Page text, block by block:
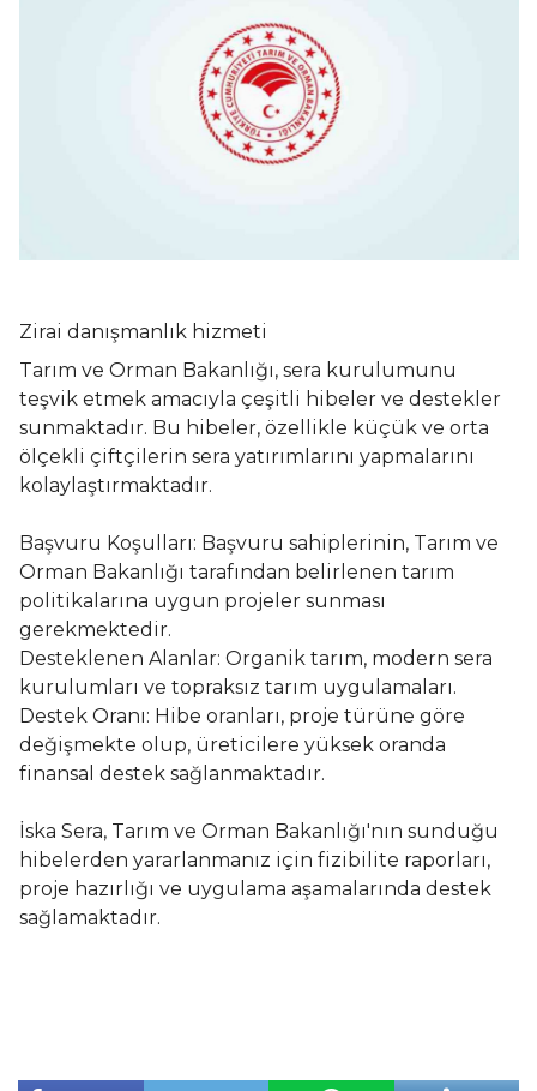
Zirai danışmanlık hizmeti
Tarım ve Orman Bakanlığı, sera kurulumunu
teşvik etmek amacıyla çeşitli hibeler ve destekler
sunmaktadır. Bu hibeler, özellikle küçük ve orta
ölçekli çiftçilerin sera yatırımlarını yapmalarını
kolaylaştırmaktadır.
Başvuru Koşulları: Başvuru sahiplerinin, Tarım ve
Orman Bakanlığı tarafından belirlenen tarım
politikalarına uygun projeler sunması
gerekmektedir.
Desteklenen Alanlar: Organik tarım, modern sera
kurulumları ve topraksız tarım uygulamaları.
Destek Oranı: Hibe oranları, proje türüne göre
değişmekte olup, üreticilere yüksek oranda
finansal destek sağlanmaktadır.
İska Sera, Tarım ve Orman Bakanlığı'nın sunduğu
hibelerden yararlanmanız için fizibilite raporları,
proje hazırlığı ve uygulama aşamalarında destek
sağlamaktadır.